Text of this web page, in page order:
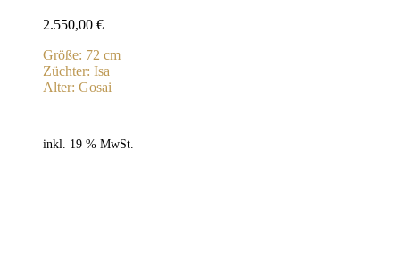
2.550,00 €
Größe: 72 cm
Züchter: Isa
Alter: Gosai
inkl. 19 % MwSt.